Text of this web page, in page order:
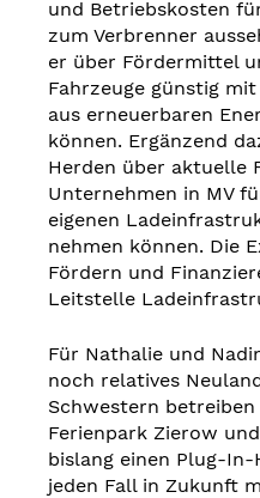
und Betriebskosten
zum Verbrenner
er über Fördermittel
Fahrzeuge günstig
aus erneuerbaren
können. Ergänzend
Herden über aktuelle
Unternehmen in MV
eigenen
nehmen können. Die
Fördern und
Leitstelle
Für Nathalie und
noch relatives
Schwestern
Ferienpark Zierow
bislang einen Plug-In-
jeden Fall in Zukunft